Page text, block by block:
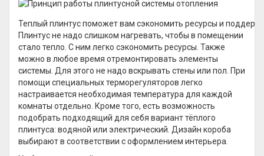
Теплый плинтус поможет вам сэкономить ресурсы и
Плинтус не надо слишком нагревать, чтобы в помещении
стало тепло. С ним легко сэкономить ресурсы. Также
можно в любое время отремонтировать элементы
системы. Для этого не надо вскрывать стены или пол. При
помощи специальных терморегуляторов легко
настраивается необходимая температура для каждой
комнаты отдельно. Кроме того, есть возможность
подобрать подходящий для себя вариант тёплого
плинтуса: водяной или электрический. Дизайн короба
выбирают в соответствии с оформлением интерьера.